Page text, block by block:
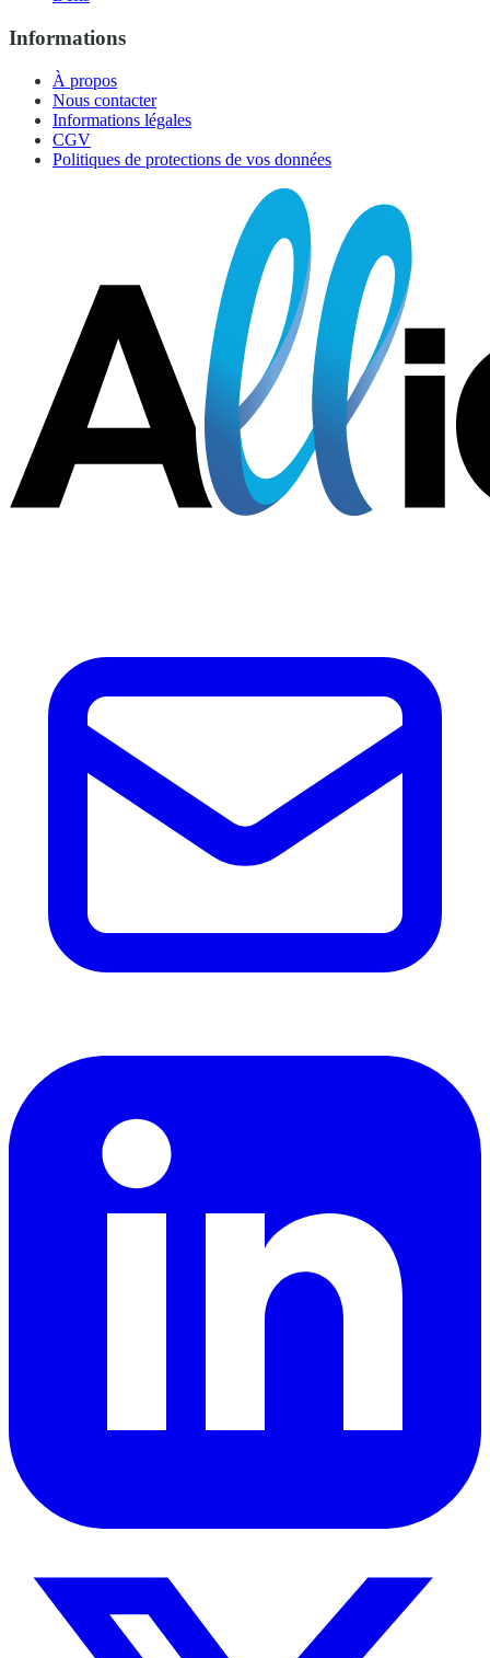
Informations
À propos
Nous contacter
Informations légales
CGV
Politiques de protections de vos données